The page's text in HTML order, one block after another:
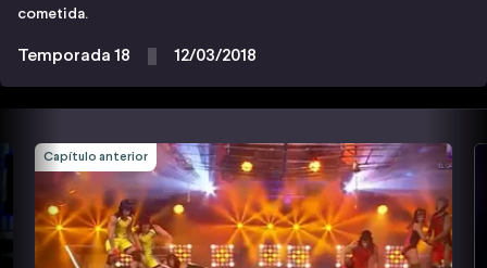
cometida.
Temporada 18 12/03/2018
Capítulo anterior